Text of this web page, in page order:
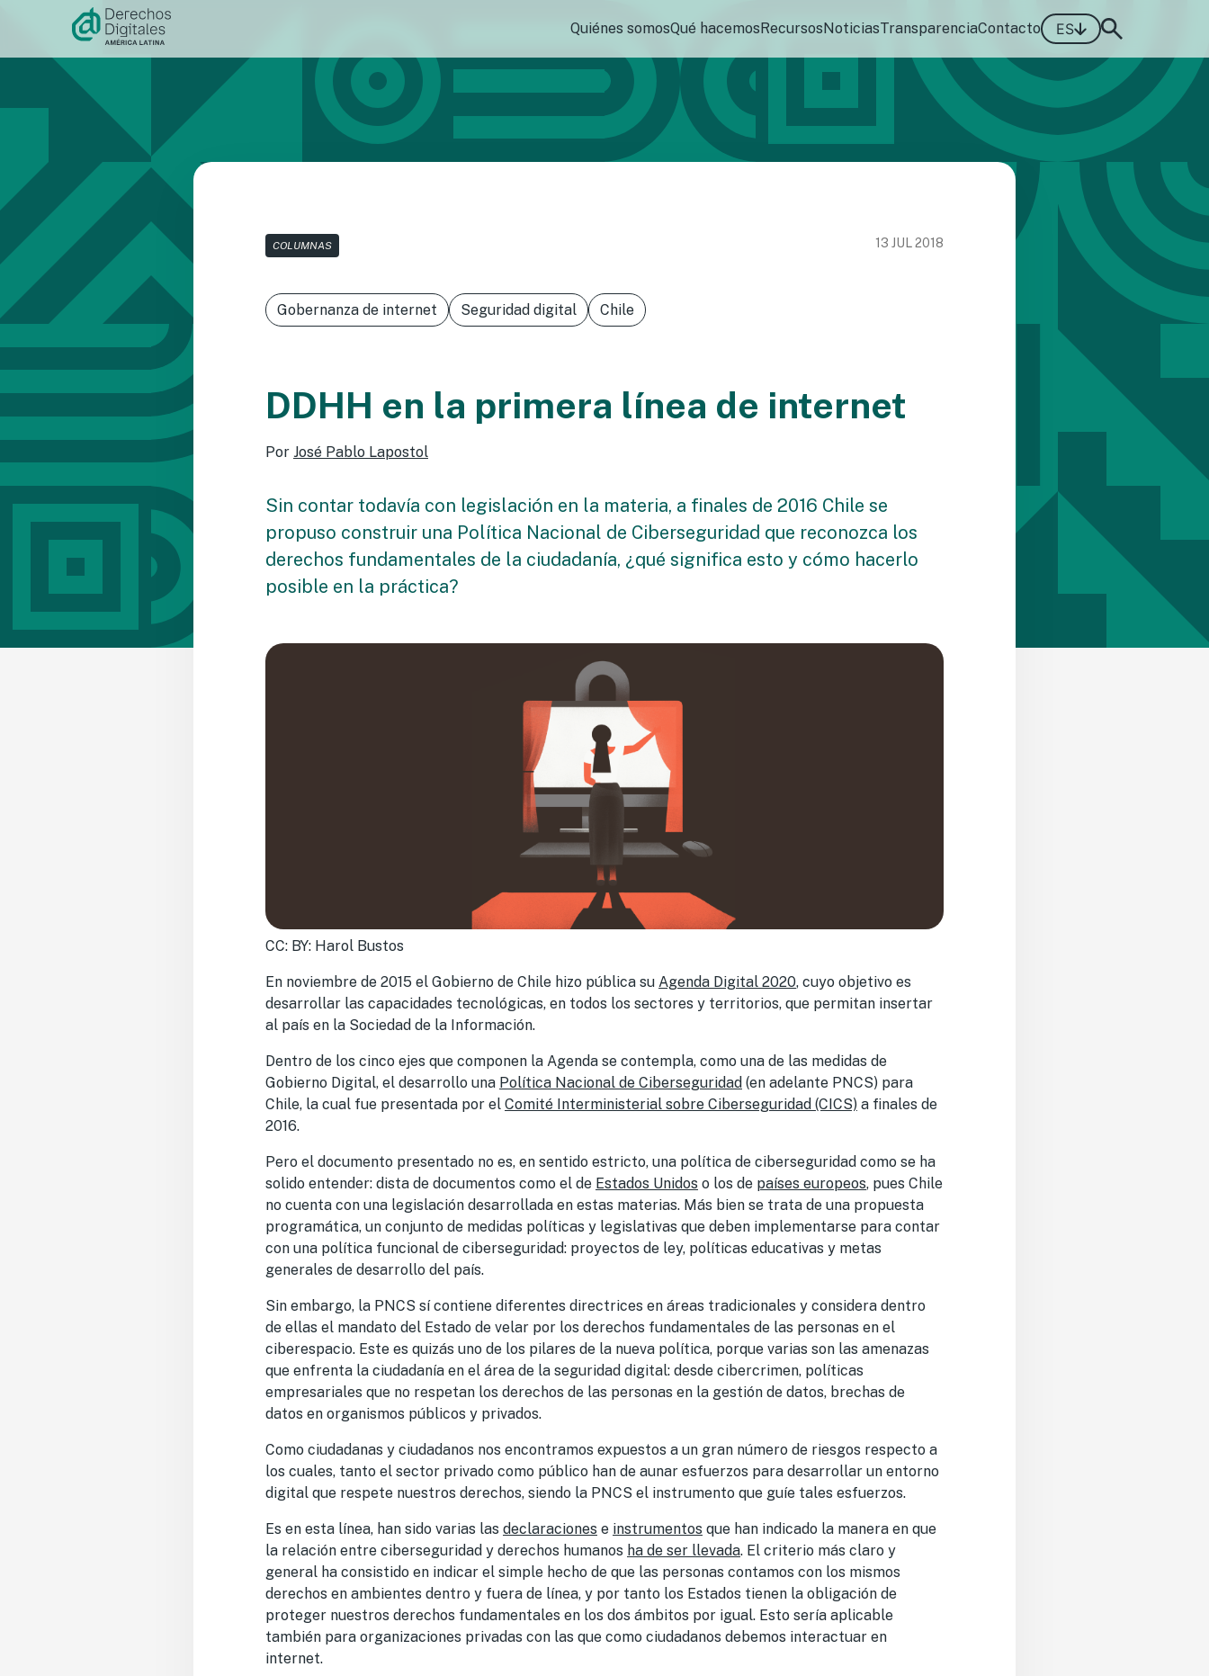
contenido
Quiénes somosQué hacemosRecursosNoticiasTransparenciaContacto ES
COLUMNAS 13 JUL 2018
Gobernanza de internet Seguridad digital Chile
DDHH en la primera línea de internet
Por José Pablo Lapostol
Sin contar todavía con legislación en la materia, a finales de 2016 Chile se
propuso construir una Política Nacional de Ciberseguridad que reconozca los
derechos fundamentales de la ciudadanía, ¿qué significa esto y cómo hacerlo
posible en la práctica?
CC: BY: Harol Bustos
En noviembre de 2015 el Gobierno de Chile hizo pública su Agenda Digital 2020, cuyo objetivo es
desarrollar las capacidades tecnológicas, en todos los sectores y territorios, que permitan insertar
al país en la Sociedad de la Información.
Dentro de los cinco ejes que componen la Agenda se contempla, como una de las medidas de
Gobierno Digital, el desarrollo una Política Nacional de Ciberseguridad (en adelante PNCS) para
Chile, la cual fue presentada por el Comité Interministerial sobre Ciberseguridad (CICS) a finales de
2016.
Pero el documento presentado no es, en sentido estricto, una política de ciberseguridad como se ha
solido entender: dista de documentos como el de Estados Unidos o los de países europeos, pues Chile
no cuenta con una legislación desarrollada en estas materias. Más bien se trata de una propuesta
programática, un conjunto de medidas políticas y legislativas que deben implementarse para contar
con una política funcional de ciberseguridad: proyectos de ley, políticas educativas y metas
generales de desarrollo del país.
Sin embargo, la PNCS sí contiene diferentes directrices en áreas tradicionales y considera dentro
de ellas el mandato del Estado de velar por los derechos fundamentales de las personas en el
ciberespacio. Este es quizás uno de los pilares de la nueva política, porque varias son las amenazas
que enfrenta la ciudadanía en el área de la seguridad digital: desde cibercrimen, políticas
empresariales que no respetan los derechos de las personas en la gestión de datos, brechas de
datos en organismos públicos y privados.
Como ciudadanas y ciudadanos nos encontramos expuestos a un gran número de riesgos respecto a
los cuales, tanto el sector privado como público han de aunar esfuerzos para desarrollar un entorno
digital que respete nuestros derechos, siendo la PNCS el instrumento que guíe tales esfuerzos.
Es en esta línea, han sido varias las declaraciones e instrumentos que han indicado la manera en que
la relación entre ciberseguridad y derechos humanos ha de ser llevada. El criterio más claro y
general ha consistido en indicar el simple hecho de que las personas contamos con los mismos
derechos en ambientes dentro y fuera de línea, y por tanto los Estados tienen la obligación de
proteger nuestros derechos fundamentales en los dos ámbitos por igual. Esto sería aplicable
también para organizaciones privadas con las que como ciudadanos debemos interactuar en
internet.